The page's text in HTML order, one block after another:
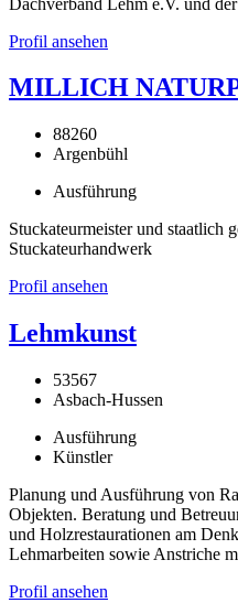
Profil ansehen
MILLICH
88260
Argenbühl
Ausführung
Stuckateurmeister und staatlich
Stuckateurhandwerk
Profil ansehen
Lehmkunst
53567
Asbach-Hussen
Ausführung
Künstler
Planung und Ausführung von
Objekten. Beratung und
und Holzrestaurationen am
Lehmarbeiten sowie Anstriche
Profil ansehen